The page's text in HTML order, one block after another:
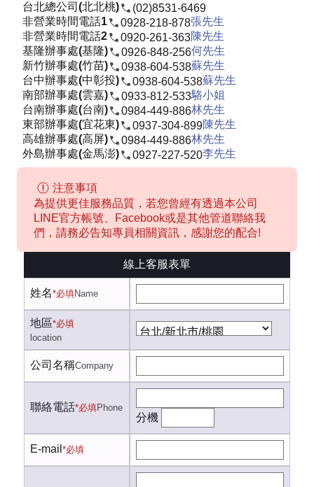
台北總公司(北北桃)
(02)8531-6469
非營業時間電話1
0928-218-878張先生
非營業時間電話2
0920-261-363陳先生
基隆辦事處(基隆)
0926-848-256何先生
新竹辦事處(竹苗)
0938-604-538蘇先生
台中辦事處(中彰投)
0938-604-538蘇先生
南部辦事處(雲嘉)
0933-812-533駱小姐
台南辦事處(台南)
0984-449-886林先生
東部辦事處(宜花東)
0937-304-899陳先生
高雄辦事處(高屏)
0984-449-886林先生
外島辦事處(金馬澎)
0927-227-520李先生
注意事項
為提供更佳服務品質，若您曾經有透過本公司
LINE官方帳號、Facebook或是其他管道聯絡我
們，請務必告知專員相關資訊，感謝您的配合!
線上客服表單
姓名*必填Name
地區*必填
location
公司名稱Company
聯絡電話*必填Phone
分機
E-mail *必填